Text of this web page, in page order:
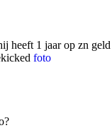
heeft 1 jaar op zn geld
foto